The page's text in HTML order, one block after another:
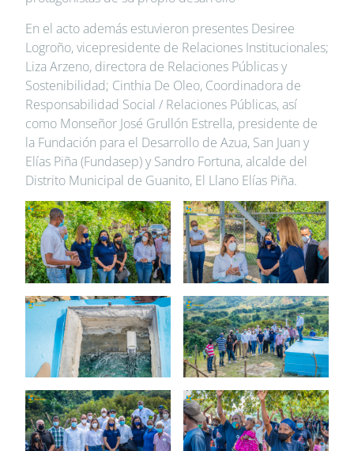
En el acto además estuvieron presentes Desiree
Logroño, vicepresidente de Relaciones Institucionales;
Liza Arzeno, directora de Relaciones Públicas y
Sostenibilidad; Cinthia De Oleo, Coordinadora de
Responsabilidad Social / Relaciones Públicas, así
como Monseñor José Grullón Estrella, presidente de
la Fundación para el Desarrollo de Azua, San Juan y
Elías Piña (Fundasep) y Sandro Fortuna, alcalde del
Distrito Municipal de Guanito, El Llano Elías Piña.